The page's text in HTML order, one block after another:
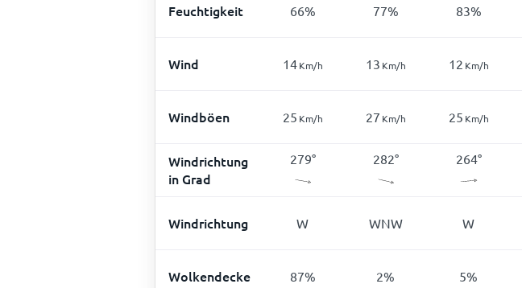
Feuchtigkeit 66% 77% 83%
Wind 14 Km/h 13 Km/h 12 Km/h
Windböen 25 Km/h 27 Km/h 25 Km/h
Windrichtung
in Grad
279° 282° 264°
Windrichtung W WNW W
Wolkendecke 87% 2% 5%